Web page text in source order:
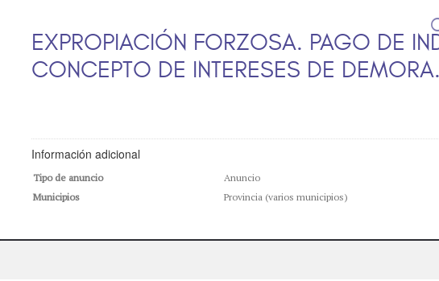
EXPROPIACIÓN FORZOSA. PAGO DE
CONCEPTO DE INTERESES DE DEMORA.
Información adicional
Tipo de anuncio
Anuncio
Municipios
Provincia (varios municipios)